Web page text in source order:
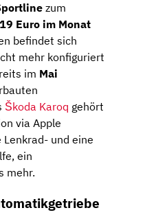
zum
Euro im Monat
befindet sich
mehr konfiguriert
im Mai
Škoda Karoq gehört
via Apple
und eine
ein
mehr.